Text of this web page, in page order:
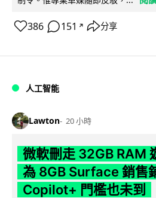
386 151 ↗ 分享
人工智能
Lawton 20 小時
微軟刪走 32GB RAM
為 8GB Surface 銷售
Copilot+ 門檻也未到